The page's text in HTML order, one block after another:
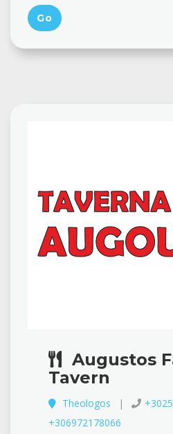
Augustos
Tavern
Theologos
+306972178066